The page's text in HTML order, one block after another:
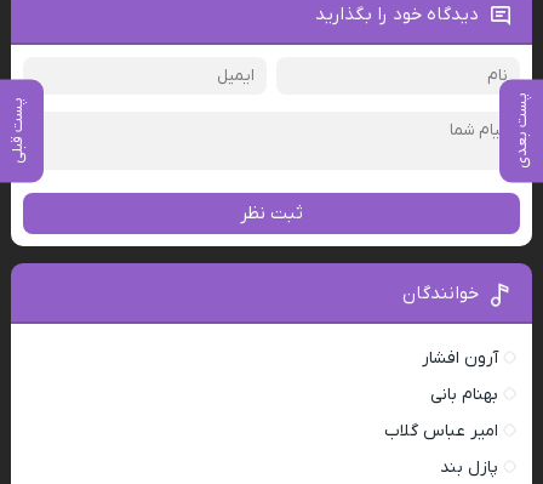
پست بعدی پست قبلی
دیدگاه خود را بگذارید
ثبت نظر
خوانندگان
آرون افشار
بهنام بانی
امیر عباس گلاب
پازل بند